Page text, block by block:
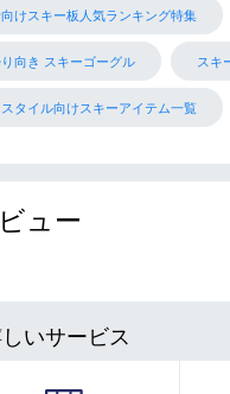
けスキー板人気ランキング特集
向き スキーゴーグル スキ
タイル向けスキーアイテム一覧
ュー
いサービス